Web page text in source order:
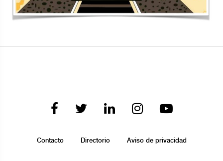
Contacto Directorio Aviso de privacidad